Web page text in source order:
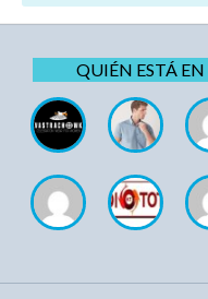
QUIÉN ESTÁ